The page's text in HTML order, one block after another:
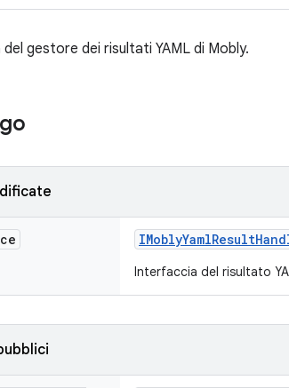
gestore dei risultati YAML di Mobly.
IMoblyYamlResult
Interfaccia del risultato